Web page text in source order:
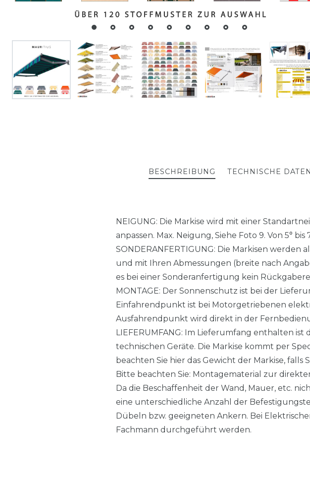
BESCHREIBUNG TECHNISCHE DATEN
NEIGUNG: Die Markise wird mit einer
anpassen. Max. Neigung, Siehe Foto 9. Von 5°
SONDERANFERTIGUNG: Die Markisen
und mit Ihren Abmessungen (breite nach
es bei einer Sonderanfertigung kein
MONTAGE: Der Sonnenschutz ist bei der
Einfahrendpunkt ist bei Motorgetriebenen
Ausfahrendpunkt wird direkt in der
LIEFERUMFANG: Im Lieferumfang enthalten
technischen Geräte. Die Markise kommt per
beachten Sie hier das Gewicht der Markise, falls
Bitte beachten Sie: Montagematerial zur
Da die Beschaffenheit der Wand, Mauer, etc.
eine unterschiedliche Anzahl der
Dübeln bzw. geeigneten Ankern. Bei
Fachmann durchgeführt werden.